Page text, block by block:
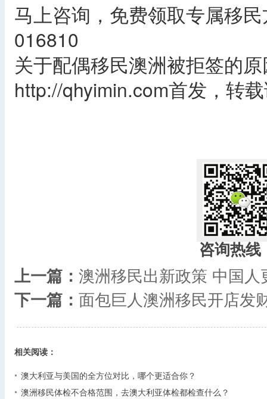
马上咨询，免费领取专属移
016810
关于配偶移民澳洲被拒签的
http://qhyimin.com首发，转
咨询热线
上一篇： 澳洲移民出新政策 中国人
下一篇： 面包巨人澳洲移民开店发
相关阅读：
澳大利亚与美国的全方位对比，哪个更适合你？
澳洲移民体检不合格范围，去澳大利亚体检都检查什么？